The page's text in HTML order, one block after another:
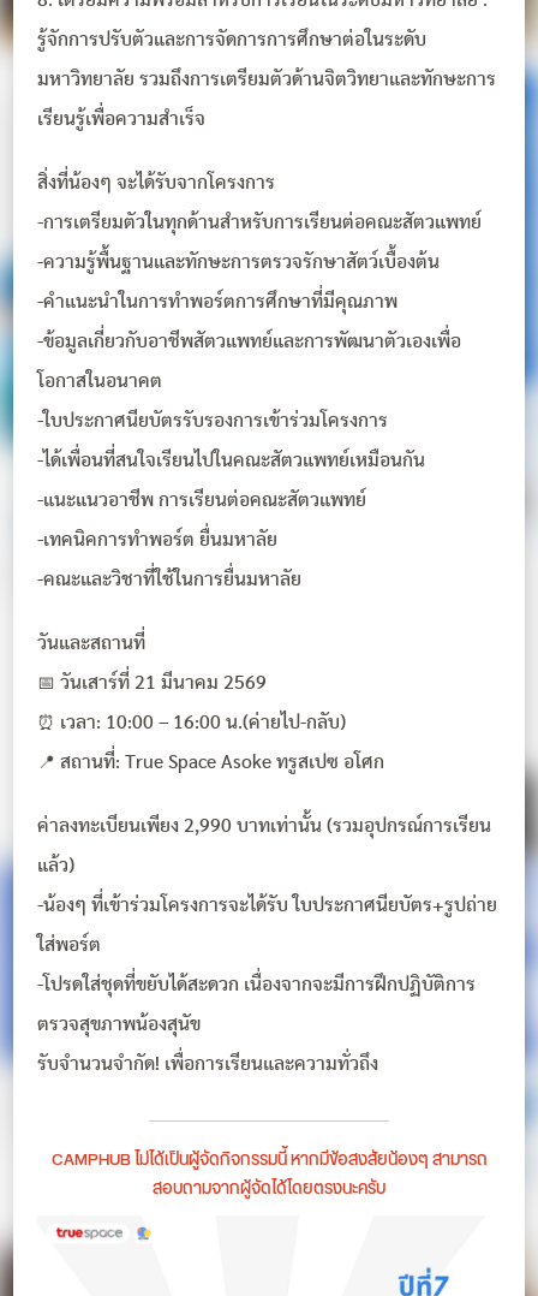
รู้จักการปรับตัวและการจัดการการศึกษาต่อในระดับ
มหาวิทยาลัย รวมถึงการเตรียมตัวด้านจิตวิทยาและทักษะการ
เรียนรู้เพื่อความสำเร็จ
สิ่งที่น้องๆ จะได้รับจากโครงการ
-การเตรียมตัวในทุกด้านสำหรับการเรียนต่อคณะสัตวแพทย์
-ความรู้พื้นฐานและทักษะการตรวจรักษาสัตว์เบื้องต้น
-คำแนะนำในการทำพอร์ตการศึกษาที่มีคุณภาพ
-ข้อมูลเกี่ยวกับอาชีพสัตวแพทย์และการพัฒนาตัวเองเพื่อ
โอกาสในอนาคต
-ใบประกาศนียบัตรรับรองการเข้าร่วมโครงการ
-ได้เพื่อนที่สนใจเรียนไปในคณะสัตวแพทย์เหมือนกัน
-แนะแนวอาชีพ การเรียนต่อคณะสัตวแพทย์
-เทคนิคการทำพอร์ต ยื่นมหาลัย
-คณะและวิชาที่ใช้ในการยื่นมหาลัย
วันและสถานที่
📅 วันเสาร์ที่ 21 มีนาคม 2569
⏰ เวลา: 10:00 – 16:00 น.(ค่ายไป-กลับ)
📍 สถานที่: True Space Asoke ทรูสเปซ อโศก
ค่าลงทะเบียนเพียง 2,990 บาทเท่านั้น (รวมอุปกรณ์การเรียน
แล้ว)
-น้องๆ ที่เข้าร่วมโครงการจะได้รับ ใบประกาศนียบัตร+รูปถ่าย
ใส่พอร์ต
-โปรดใส่ชุดที่ขยับได้สะดวก เนื่องจากจะมีการฝึกปฏิบัติการ
ตรวจสุขภาพน้องสุนัข
รับจำนวนจำกัด! เพื่อการเรียนและความทั่วถึง
CAMPHUB ไม่ได้เป็นผู้จัดกิจกรรมนี้ หากมีข้อสงสัยน้องๆ สามารถ
สอบถามจากผู้จัดได้โดยตรงนะครับ